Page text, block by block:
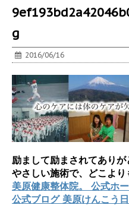
g
2016/06/16
励まして励まされてありが
やさしい施術で、どこより
美原健康整体院。 公式ホ
公式ブログ 美原けんこう